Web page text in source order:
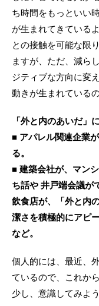
ち時間をもっといい
が生まれてきている
との接触を可能な限
ますが、ただ、減ら
ジティブな方向に変
動きが生まれている
「外と内のあいだ」
■ アパレル関連企業
る。
■ 建築会社が、マン
ち話や 井戸端会議が
飲食店が、「外と内
潔さを積極的にアピ
など。
個人的には、最近、
ているので、これか
少し、意識してみよ